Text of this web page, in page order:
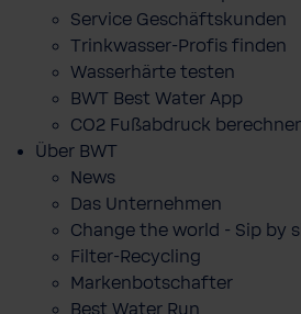
Service Geschäftskunden
Trinkwasser-Profis finden
Wasserhärte testen
BWT Best Water App
CO2 Fußabdruck
Über BWT
News
Das Unternehmen
Change the world - Sip by
Filter-Recycling
Markenbotschafter
Best Water Run